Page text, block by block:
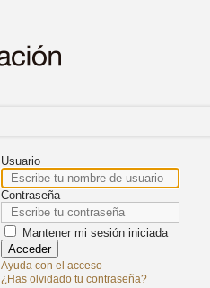
Usuario
Contraseña
Mantener mi sesión iniciada
Acceder
Ayuda con el acceso
¿Has olvidado tu contraseña?